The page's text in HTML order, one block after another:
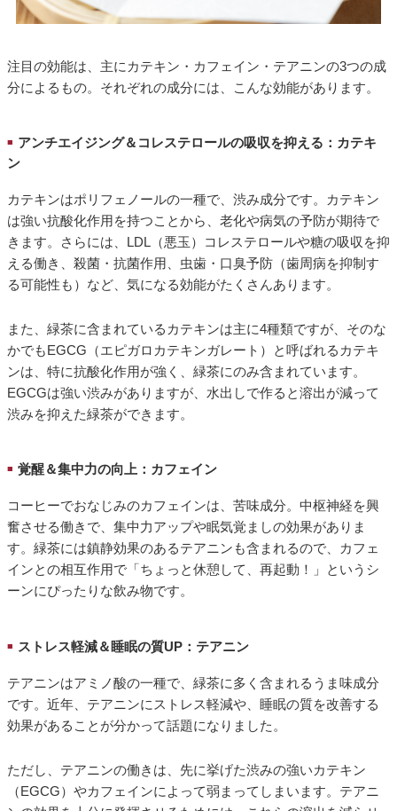
注目の効能は、主にカテキン・カフェイン・テアニンの3つの成
分によるもの。それぞれの成分には、こんな効能があります。
■ アンチエイジング＆コレステロールの吸収を抑える：カテキ
ン
カテキンはポリフェノールの一種で、渋み成分です。カテキン
は強い抗酸化作用を持つことから、老化や病気の予防が期待で
きます。さらには、LDL（悪玉）コレステロールや糖の吸収を抑
える働き、殺菌・抗菌作用、虫歯・口臭予防（歯周病を抑制す
る可能性も）など、気になる効能がたくさんあります。
また、緑茶に含まれているカテキンは主に4種類ですが、そのな
かでもEGCG（エピガロカテキンガレート）と呼ばれるカテキ
ンは、特に抗酸化作用が強く、緑茶にのみ含まれています。
EGCGは強い渋みがありますが、水出しで作ると溶出が減って
渋みを抑えた緑茶ができます。
■ 覚醒＆集中力の向上：カフェイン
コーヒーでおなじみのカフェインは、苦味成分。中枢神経を興
奮させる働きで、集中力アップや眠気覚ましの効果がありま
す。緑茶には鎮静効果のあるテアニンも含まれるので、カフェ
インとの相互作用で「ちょっと休憩して、再起動！」というシ
ーンにぴったりな飲み物です。
■ ストレス軽減＆睡眠の質UP：テアニン
テアニンはアミノ酸の一種で、緑茶に多く含まれるうま味成分
です。近年、テアニンにストレス軽減や、睡眠の質を改善する
効果があることが分かって話題になりました。
ただし、テアニンの働きは、先に挙げた渋みの強いカテキン
（EGCG）やカフェインによって弱まってしまいます。テアニ